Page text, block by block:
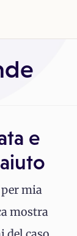
e
mia
mostra